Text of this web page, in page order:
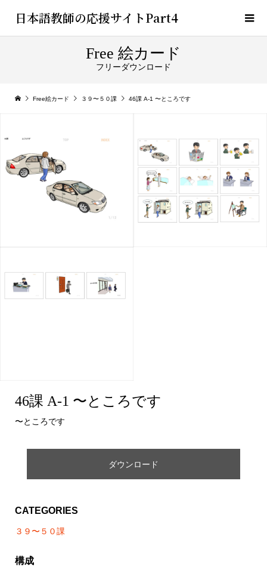
日本語教師の応援サイトPart4
Free 絵カード
フリーダウンロード
Free絵カード ３９〜５０課 46課 A-1 〜ところです
詳細2
46課 A-1 〜ところです
〜ところです
ダウンロード
CATEGORIES
３９〜５０課
構成